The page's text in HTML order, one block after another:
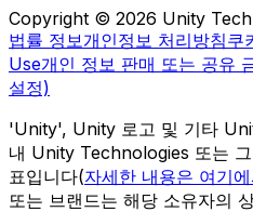
Copyright © 2026 Unity
법률 정보개인정보 처리방침쿠
Use개인 정보 판매 또는 공유
설정)
'Unity', Unity 로고 및 기타
내 Unity Technologies 또는
표입니다(자세한 내용은 여기
또는 브랜드는 해당 소유자의